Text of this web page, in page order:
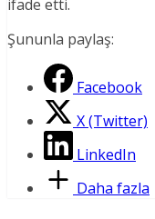
ifade etti.
Şununla paylaş:
Facebook
X (Twitter)
LinkedIn
Daha fazla